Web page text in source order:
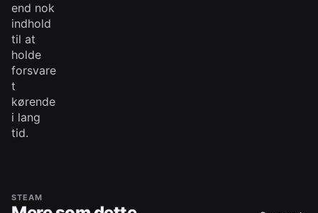
end nok
indhold
til at
holde
forsvare
t
kørende
i lang
tid.
STEAM